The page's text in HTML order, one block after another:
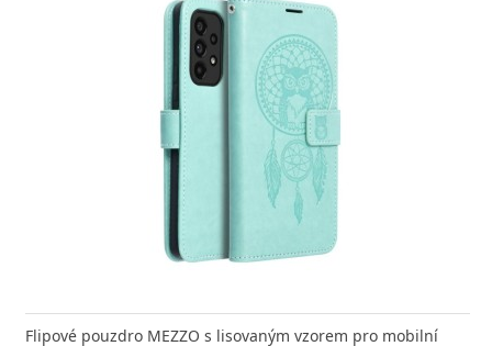
Flipové pouzdro MEZZO s lisovaným vzorem pro mobilní